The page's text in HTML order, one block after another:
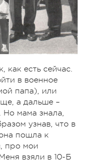
как есть сейчас.
в военное
папа), или
а дальше –
Но мама знала,
узнав, что в
пошла к
про мои
взяли в 10-Б